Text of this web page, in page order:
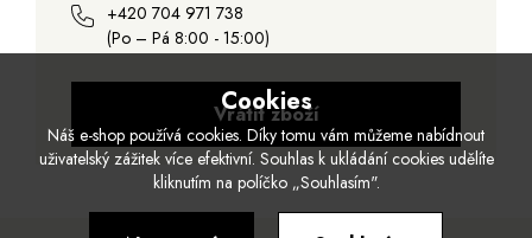
+420 704 971 738
(Po – Pá 8:00 - 15:00)
Vrátit zboží
Cookies
Náš e-shop používá cookies. Díky tomu vám můžeme nabídnout
uživatelský zážitek více efektivní. Souhlas k ukládání cookies udělíte
kliknutím na políčko „Souhlasím".